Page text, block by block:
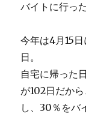
バイトに行っ
今年は4月15
日。
自宅に帰った
が102日だか
し、30％をバ